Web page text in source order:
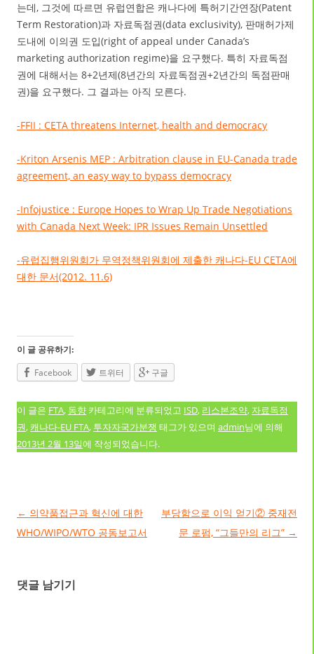
는데, 그것에 따르면 유럽연합은 캐나다에 특허기간연장(Patent
Term Restoration)과 자료독점권(data exclusivity), 판매허가제
도내에 이의권 도입(right of appeal under Canada’s
marketing authorization regime)을 요구했다. 특히 자료독점
권에 대해서는 8+2년제(8년간의 자료독점권+2년간의 독점판매
권)을 요구했다. 그 결과는 아직 모른다.
-FFII : CETA threatens Internet, health and democracy
-Kriton Arsenis MEP : Arbitration clause in EU-Canada trade
agreement, an easy way to bypass democracy
-Infojustice : Europe Hopes to Wrap Up Trade Negotiations
with Canada Next Week: IPR Issues Remain Unsettled
-유럽집행위원회가 무역정책위원회에 제출한 캐나다-EU CETA에
대한 문서(2012. 11.6)
이 글 공유하기:
Facebook
트위터 구글
이 글은 FTA, 동향 카테고리에 분류되었고 ISD, 리스본조약, 자료독점
권, 캐나다-EU FTA, 투자자국가분쟁 태그가 있으며 admin님에 의해
2013년 2월 13일에 작성되었습니다.
글 네비게이션
← 의약품접근과 혁신에 대한
WHO/WIPO/WTO 공동보고서
부당함으로 이익 얻기② 중재전
문 로펌, “그들만의 리그” →
댓글 남기기